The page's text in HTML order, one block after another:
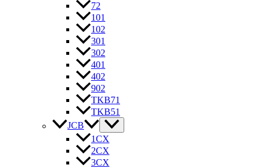
72
101
102
301
302
401
402
902
TKB71
TKB51
JCB
1CX
2CX
3CX